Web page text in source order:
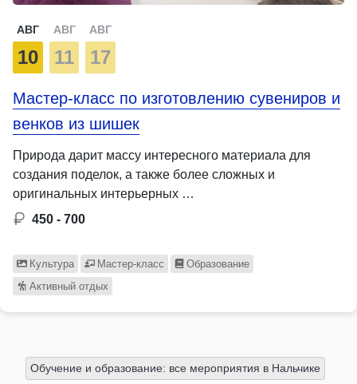
АВГ
10
АВГ
11
АВГ
17
Мастер-класс по изготовлению сувениров и
венков из шишек
Природа дарит массу интересного материала для
создания поделок, а также более сложных и
оригинальных интерьерных …
450 - 700
Культура Мастер-класс
Образование
Активный отдых
Обучение и образование: все мероприятия в Нальчике